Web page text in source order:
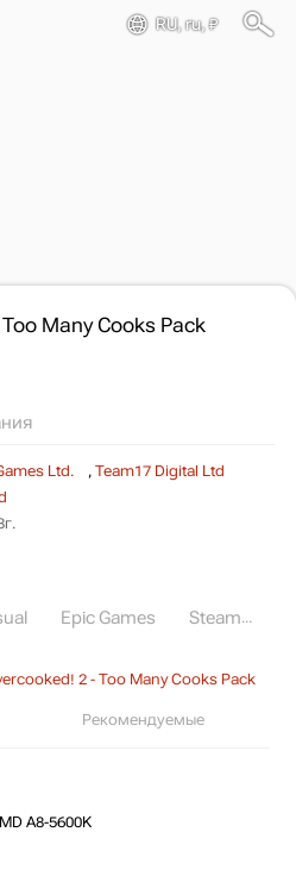
RU, ru, ₽
Many Cooks Pack
Ltd. , Team17 Digital Ltd
Epic Games Steam
2 - Too Many Cooks Pack
Рекомендуемые
A8-5600K